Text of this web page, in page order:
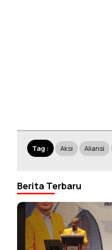
Tag : Aksi Aliansi
Berita Terbaru